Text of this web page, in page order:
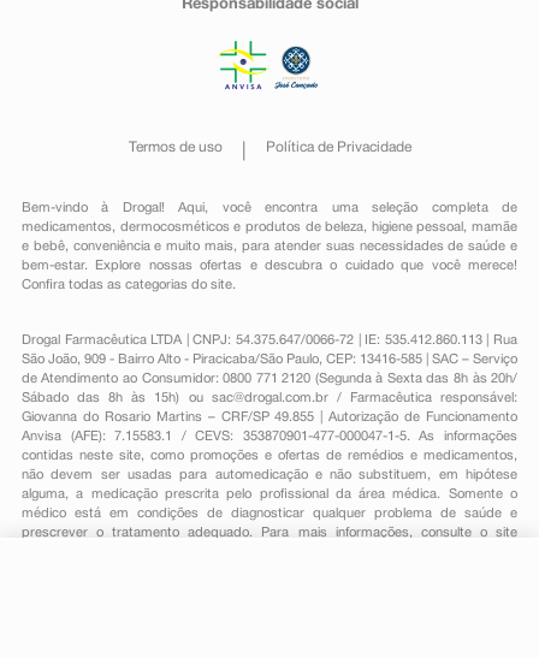
Responsabilidade social
Termos de uso Política de Privacidade
Bem-vindo à Drogal! Aqui, você encontra uma seleção completa de
medicamentos , dermocosméticos e produtos de beleza, higiene pessoal ,mamãe
e bebê, conveniênciae muito mais, para atender suas necessidades de saúde e
bem-estar. Explore nossas ofertas e descubra o cuidado que você merece!
Confira todas as categorias do site.
Drogal Farmacêutica LTDA | CNPJ: 54.375.647/0066-72 | IE: 535.412.860.113 | Rua
São João, 909 - Bairro Alto - Piracicaba/São Paulo, CEP: 13416-585 | SAC – Serviço
de Atendimento ao Consumidor: 0800 771 2120 (Segunda à Sexta das 8h às 20h/
Sábado das 8h às 15h) ou sac@drogal.com.br/ Farmacêutica responsável:
Giovanna do Rosario Martins – CRF/SP 49.855 | Autorização de Funcionamento
Anvisa (AFE): 7.15583.1 / CEVS: 353870901-477-000047-1-5. As informações
contidas neste site, como promoções e ofertas de remédios e medicamentos,
não devem ser usadas para automedicação e não substituem, em hipótese
alguma, a medicação prescrita pelo profissional da área médica. Somente o
médico está em condições de diagnosticar qualquer problema de saúde e
prescrever o tratamento adequado. Para mais informações, consulte o site